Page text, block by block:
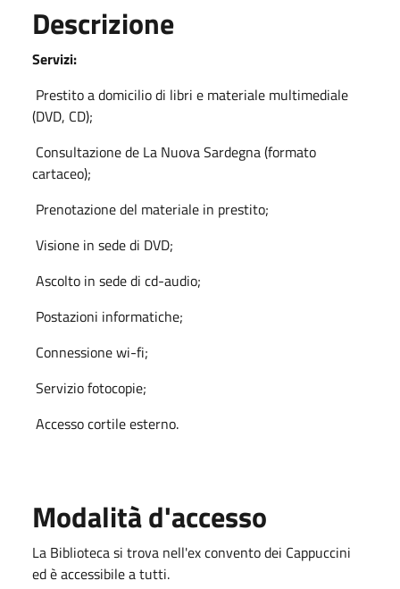
Descrizione
Servizi:
Prestito a domicilio di libri e materiale multimediale
(DVD, CD);
Consultazione de La Nuova Sardegna (formato
cartaceo);
Prenotazione del materiale in prestito;
Visione in sede di DVD;
Ascolto in sede di cd-audio;
Postazioni informatiche;
Connessione wi-fi;
Servizio fotocopie;
Accesso cortile esterno.
Modalità d'accesso
La Biblioteca si trova nell'ex convento dei Cappuccini
ed è accessibile a tutti.